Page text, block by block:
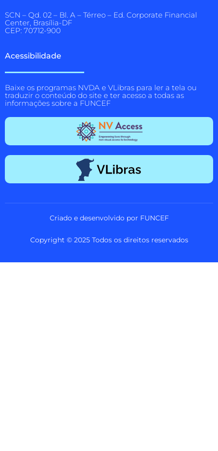
SCN – Qd. 02 – Bl. A – Térreo – Ed. Corporate Financial
Center, Brasília-DF
CEP: 70712-900
Acessibilidade
Baixe os programas NVDA e VLibras para ler a tela ou
traduzir o conteúdo do site e ter acesso a todas as
informações sobre a FUNCEF
Criado e desenvolvido por FUNCEF
Copyright © 2025 Todos os direitos reservados